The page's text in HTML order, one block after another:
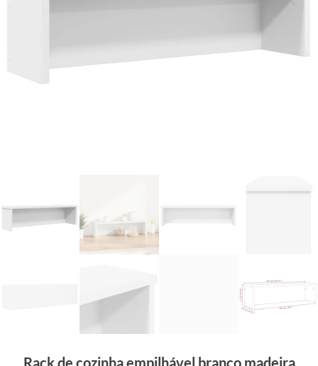
Rack de cozinha empilhável branco madeira